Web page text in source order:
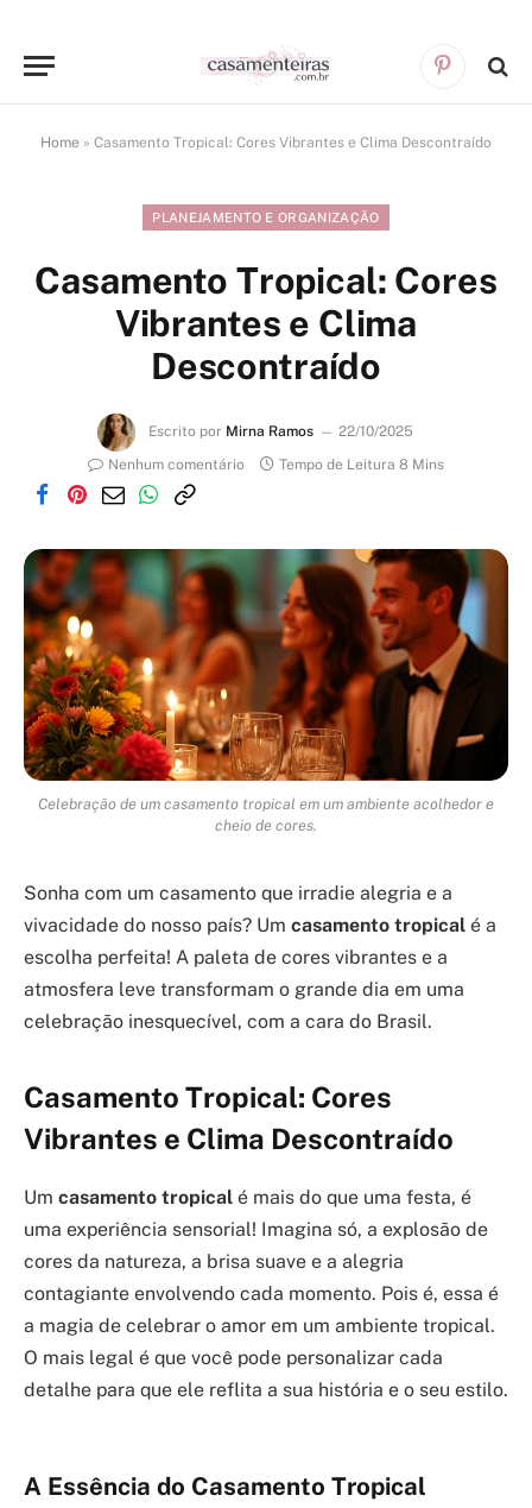
Pinterest
Home » Casamento Tropical: Cores Vibrantes e Clima Descontraído
PLANEJAMENTO E ORGANIZAÇÃO
Casamento Tropical: Cores
Vibrantes e Clima
Descontraído
Escrito por Mirna Ramos
22/10/2025
Nenhum comentário
Tempo de Leitura 8 Mins
Celebração de um casamento tropical em um ambiente acolhedor e
cheio de cores.
Sonha com um casamento que irradie alegria e a
vivacidade do nosso país? Um casamento tropical é a
escolha perfeita! A paleta de cores vibrantes e a
atmosfera leve transformam o grande dia em uma
celebração inesquecível, com a cara do Brasil.
Casamento Tropical: Cores
Vibrantes e Clima Descontraído
Um casamento tropical é mais do que uma festa, é
uma experiência sensorial! Imagina só, a explosão de
cores da natureza, a brisa suave e a alegria
contagiante envolvendo cada momento. Pois é, essa é
a magia de celebrar o amor em um ambiente tropical.
O mais legal é que você pode personalizar cada
detalhe para que ele reflita a sua história e o seu estilo.
A Essência do Casamento Tropical